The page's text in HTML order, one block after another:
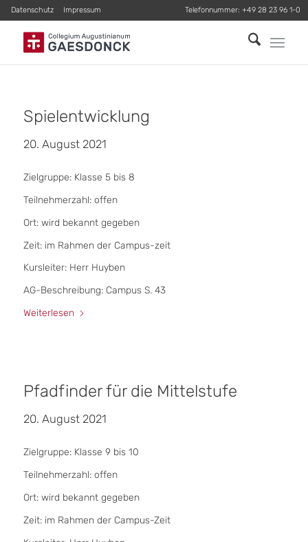
Datenschutz Impressum Telefonnummer: +49 28 23 96 1-0
Spielentwicklung
20. August 2021
Zielgruppe: Klasse 5 bis 8
Teilnehmerzahl: offen
Ort: wird bekannt gegeben
Zeit: im Rahmen der Campus-zeit
Kursleiter: Herr Huyben
AG-Beschreibung: Campus S. 43
Weiterlesen
Pfadfinder für die Mittelstufe
20. August 2021
Zielgruppe: Klasse 9 bis 10
Teilnehmerzahl: offen
Ort: wird bekannt gegeben
Zeit: im Rahmen der Campus-Zeit